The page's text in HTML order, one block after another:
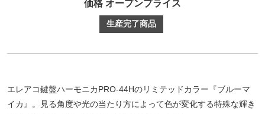
価格 オープンプライス
生産完了商品
エレアコ鍵盤ハーモニカPRO-44Hのリミテッドカラー『ブルーマ
イカ』。見る角度や光の当たり方によって色が変化する特殊な輝き